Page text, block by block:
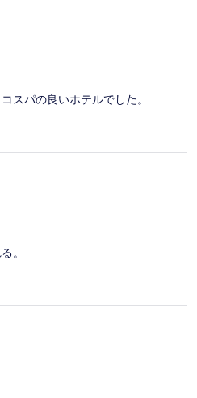
スパの良いホテルでした。
。